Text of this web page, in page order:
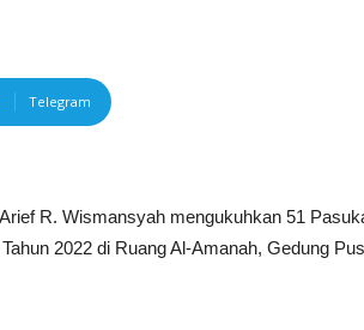
Telegram
R. Wismansyah mengukuhkan 51
2022 di Ruang Al-Amanah, Gedung